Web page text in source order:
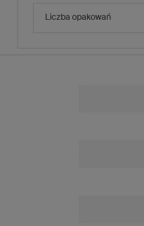
Liczba opakowań